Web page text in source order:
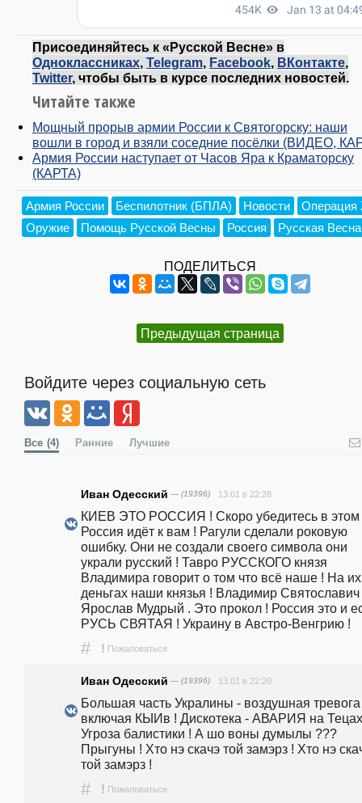
Присоединяйтесь к «Русской Весне» в
Одноклассниках, Telegram, Facebook, ВКонтакте,
Twitter, чтобы быть в курсе последних новостей.
Читайте также
Мощный прорыв армии России к Святогорску: наши
вошли в город и взяли соседние посёлки (ВИДЕО,
Армия России наступает от Часов Яра к Краматорску
(КАРТА)
Армия России Беспилотник (БПЛА) Новости
Операция
Оружие
Помощь Русской Весны Россия Русская Весна
ПОДЕЛИТЬСЯ
Предыдущая страница
Войдите через социальную сеть
Все (4) Ранние Лучшие
Иван Одесский — (19396) 13.01 в 22:28
КИЕВ ЭТО РОССИЯ ! Скоро убедитесь в этом
Россия идёт к вам ! Рагули сделали роковую
ошибку. Они не создали своего символа они
украли русский ! Тавро РУССКОГО князя
Владимира говорит о том что всё наше ! На их
деньгах наши князья ! Владимир Святославич
Ярослав Мудрый . Это прокол ! Россия это и
РУСЬ СВЯТАЯ ! Украину в Австро-Венгрию !
# ! Пожаловаться
Иван Одесский — (19396) 13.01 в 22:20
Большая часть Укралины - воздушная тревога
включая КЫИв ! Дискотека - АВАРИЯ на
Угроза балистики ! А шо воны думылы ???
Прыгуны ! Хто нэ скачэ той замэрз ! Хто нэ
той замэрз !
# ! Пожаловаться